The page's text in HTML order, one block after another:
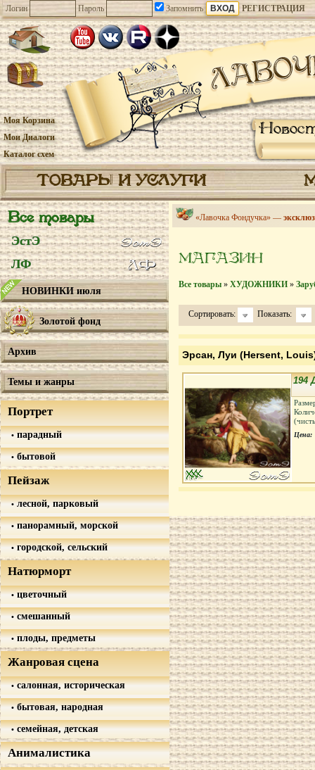
Логин Пароль Запомнить РЕГИСТРАЦИЯ
Моя Корзина
Мои Диалоги
Каталог схем
ТОВАРЫ И УСЛУГИ
Все товары
ЭстЭ
ЛФ
НОВИНКИ июля
Золотой фонд
Архив
Темы и жанры
Портрет
парадный
бытовой
Пейзаж
лесной, парковый
панорамный, морской
городской, сельский
Натюрморт
цветочный
смешанный
плоды, предметы
Жанровая сцена
салонная, историческая
бытовая, народная
семейная, детская
Анималистика
«Лавочка Фондучка» —
МАГАЗИН
Все товары » ХУДОЖНИКИ »
Сортировать: Показать:
Эрсан, Луи (Hersent,
194
Цена: